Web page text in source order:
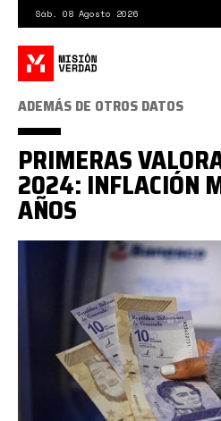
contenido
principal
Sáb. 08 Agosto 2026
BOLIVARES-
020124.jpg
ADEMÁS DE OTROS DATOS
PRIMERAS
2024: INFLACIÓN
AÑOS